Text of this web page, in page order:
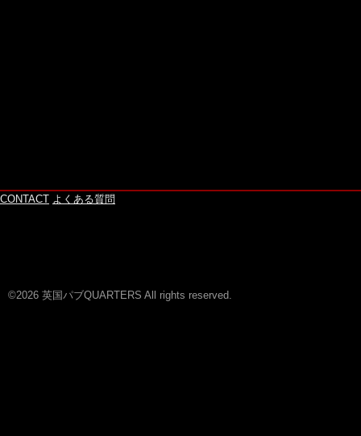
CONTACT よくある質問
©2026 英国パブQUARTERS All rights reserved.